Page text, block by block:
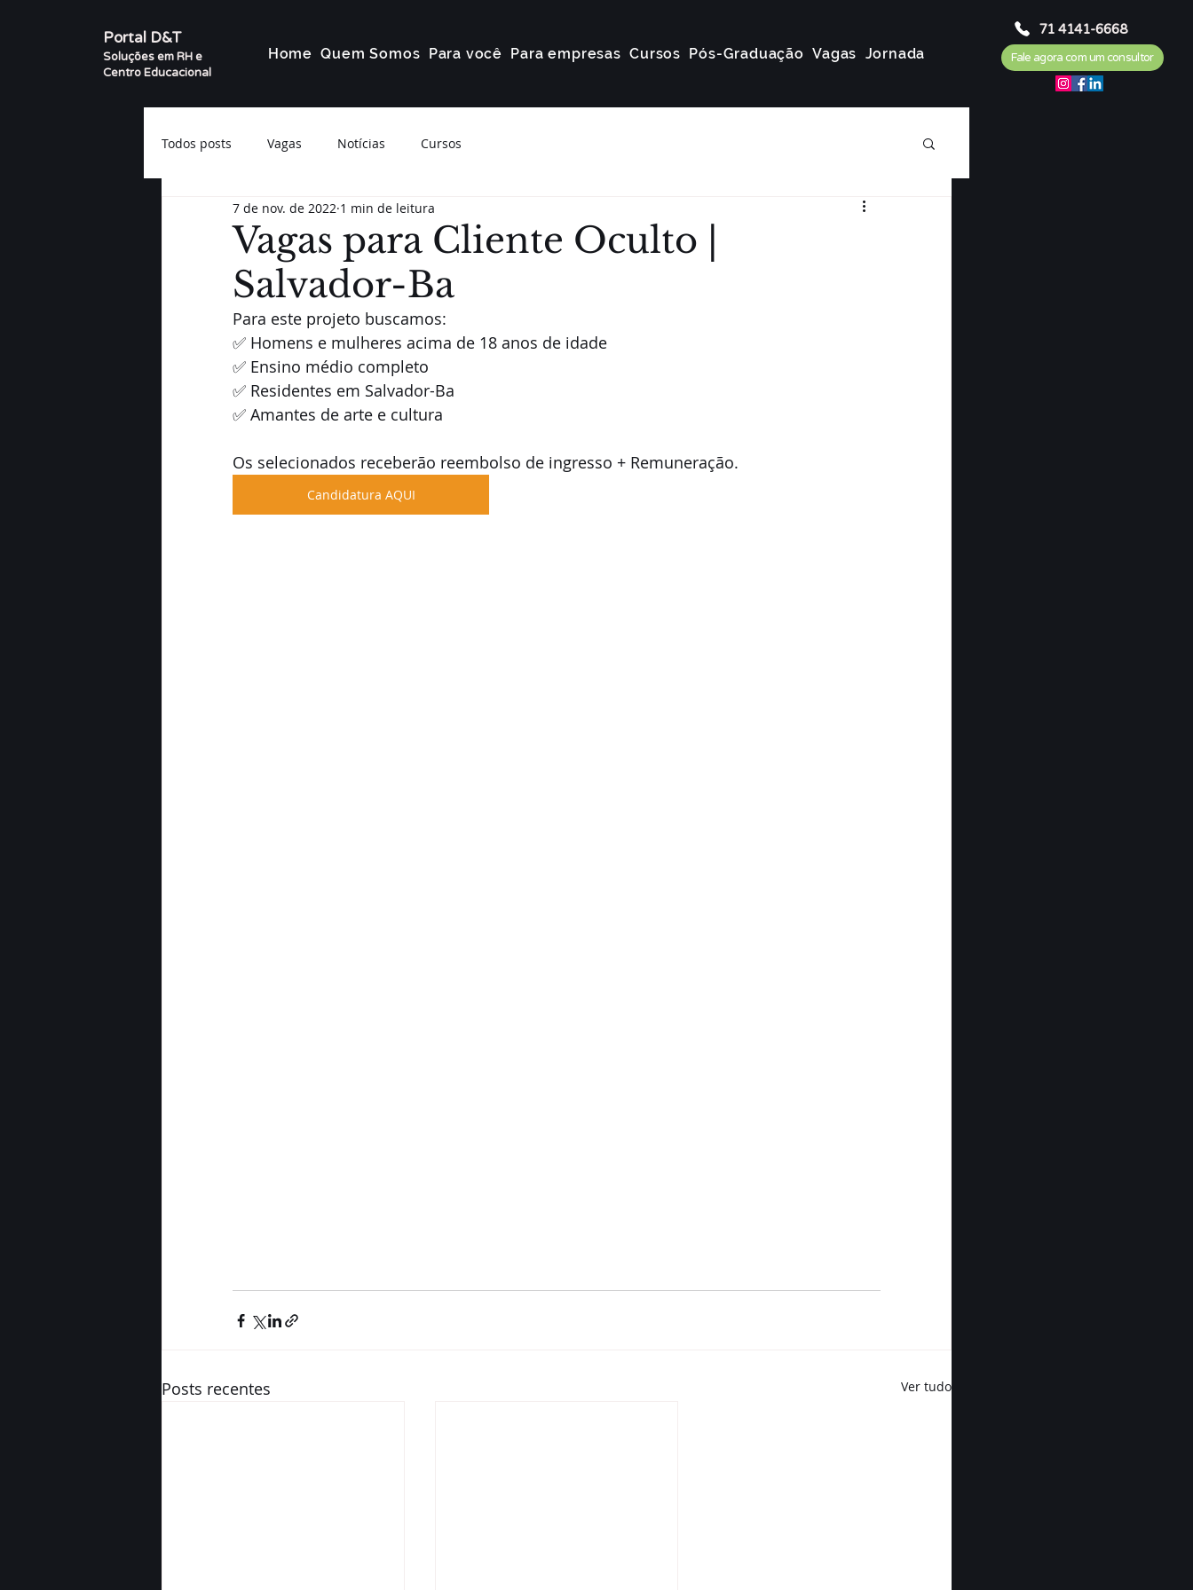
Portal D&T
Soluções em RH e
Centro Educacional
Home Quem Somos Para você Para empresas Cursos Pós-Graduação Vagas Jornada
71 4141-6668
Fale agora com um consultor
Todos posts Vagas Notícias Cursos
Vagas para Cliente Oculto |
Salvador-Ba
7 de nov. de 2022 1 min de leitura
Para este projeto buscamos:
✅ Homens e mulheres acima de 18 anos de idade
✅ Ensino médio completo
✅ Residentes em Salvador-Ba
✅ Amantes de arte e cultura
Os selecionados receberão reembolso de ingresso + Remuneração.
Candidatura AQUI
Posts recentes Ver tudo